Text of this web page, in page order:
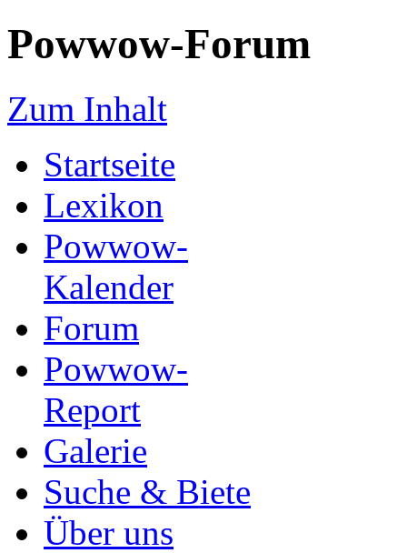
Powwow-Forum
Zum Inhalt
Startseite
Lexikon
Powwow-
Kalender
Forum
Powwow-
Report
Galerie
Suche & Biete
Über uns